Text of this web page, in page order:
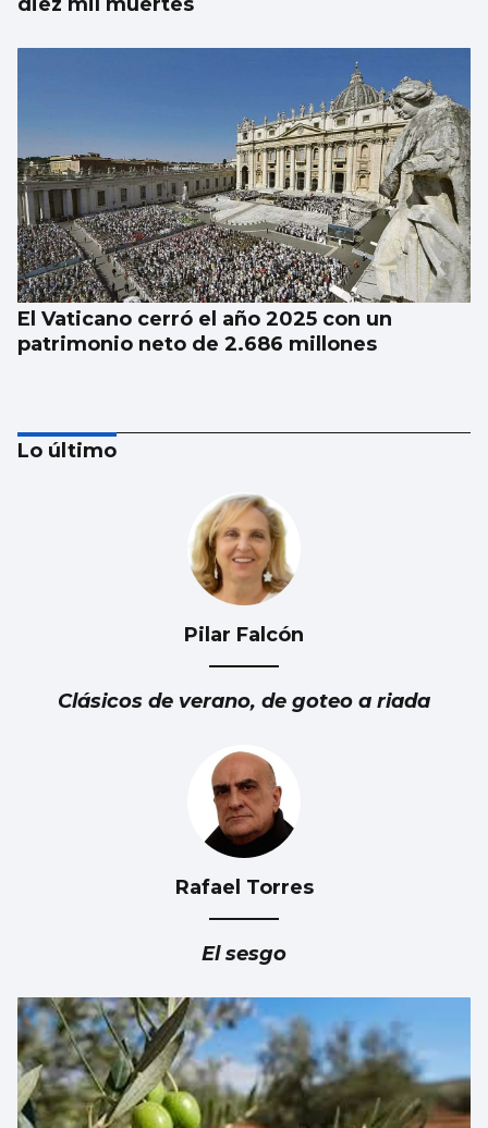
El Vaticano cerró el año 2025 con un
patrimonio neto de 2.686 millones
Lo último
Pilar Falcón
Clásicos de verano, de goteo a riada
Rafael Torres
El sesgo